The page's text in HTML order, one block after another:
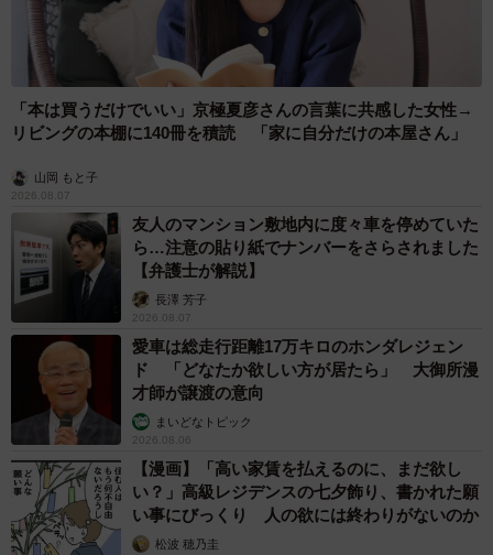
が、そこがまた愛おしいとも思います」
病院を頑張ったアーロくんには、しっかりお楽しみも待っ
ていました。
ました。食べ終わると、ベッドで爆睡していましたね」
夜には“完全復活”したというアーロくん。これからも元気い
っぱい、愛らしい姿をたくさん見せてくれることでしょ
う。
「本は買うだけでいい」京極夏彦さんの言葉に共感した女性→
リビングの本棚に140冊を積読 「家に自分だけの本屋さん」
山岡 もと子
2026.08.07
友人のマンション敷地内に度々車を停めていた
ら…注意の貼り紙でナンバーをさらされました
【弁護士が解説】
長澤 芳子
2026.08.07
愛車は総走行距離17万キロのホンダレジェン
ド 「どなたか欲しい方が居たら」 大御所漫
才師が譲渡の意向
まいどなトピック
2026.08.06
【漫画】「高い家賃を払えるのに、まだ欲し
い？」高級レジデンスの七夕飾り、書かれた願
い事にびっくり 人の欲には終わりがないのか
松波 穂乃圭